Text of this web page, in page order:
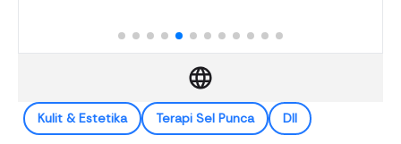
Kulit & Estetika Terapi Sel Punca Dll